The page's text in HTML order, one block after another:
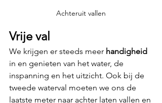
Achteruit vallen
Vrije val
We krijgen er steeds meer handigheid
in en genieten van het water, de
inspanning en het uitzicht. Ook bij de
tweede waterval moeten we ons de
laatste meter naar achter laten vallen en